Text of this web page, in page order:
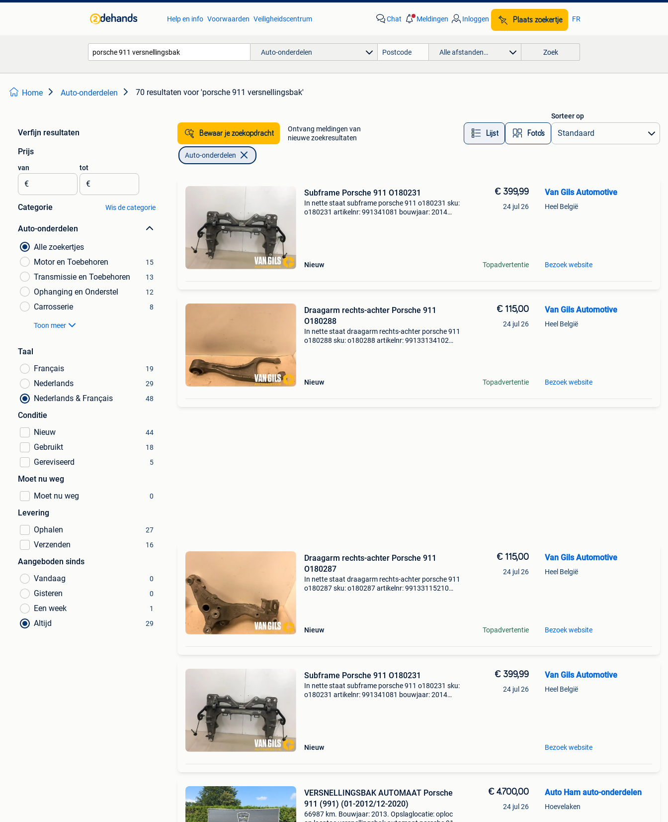
Help en info Voorwaarden Veiligheidscentrum Chat Meldingen Inloggen Plaats zoekertje FR
Auto-onderdelen Alle afstanden… Zoek
Home Auto-onderdelen 70 resultaten voor 'porsche 911 versnellingsbak'
Verfijn resultaten
Prijs
van
€
tot
€
Categorie Wis de categorie
Auto-onderdelen
Alle zoekertjes
Motor en Toebehoren
15
Transmissie en Toebehoren 13
Ophanging en Onderstel 12
Carrosserie 8
Toon meer
Taal
Français
19
Nederlands 29
Nederlands & Français 48
Conditie
Nieuw
44
Gebruikt 18
Gereviseerd 5
Moet nu weg
Moet nu weg
0
Levering
Ophalen
27
Verzenden 16
Aangeboden sinds
Vandaag
0
Gisteren 0
Een week 1
Altijd 29
Bewaar je zoekopdracht
Ontvang meldingen van
nieuwe zoekresultaten
Lijst Foto’s
Sorteer op
Auto-onderdelen
Subframe Porsche 911 O180231
In nette staat subframe porsche 911 o180231 sku:
o180231 artikelnr: 991341081 bouwjaar: 2014
Nieuw
€ 399,99
24 jul 26
Topadvertentie
Van Gils Automotive
Heel België
Bezoek website
Draagarm rechts-achter Porsche 911
O180288
In nette staat draagarm rechts-achter porsche 911
o180288 sku: o180288 artikelnr: 99133134102
Nieuw
€ 115,00
24 jul 26
Topadvertentie
Van Gils Automotive
Heel België
Bezoek website
Draagarm rechts-achter Porsche 911
O180287
In nette staat draagarm rechts-achter porsche 911
o180287 sku: o180287 artikelnr: 99133115210
Nieuw
€ 115,00
24 jul 26
Topadvertentie
Van Gils Automotive
Heel België
Bezoek website
Subframe Porsche 911 O180231
In nette staat subframe porsche 911 o180231 sku:
o180231 artikelnr: 991341081 bouwjaar: 2014
Nieuw
€ 399,99
24 jul 26
Van Gils Automotive
Heel België
Bezoek website
VERSNELLINGSBAK AUTOMAAT Porsche
911 (991) (01-2012/12-2020)
66987 km. Bouwjaar: 2013. Opslaglocatie: oploc
€ 4.700,00
24 jul 26
Auto Ham auto-onderdelen
Hoevelaken